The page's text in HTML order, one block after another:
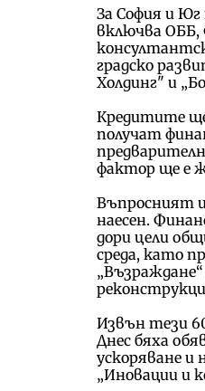
За София и Юг
включва ОББ,
градско
Холдинг" и
Кредитите
получат
фактор ще е
Въпросният
наесен.
дори цели
среда, като
Извън тези
Днес бяха
ускоряване
„Иновации и